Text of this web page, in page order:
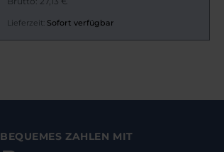
Lieferzeit: Sofort verfügbar
BEQUEMES ZAHLEN MIT